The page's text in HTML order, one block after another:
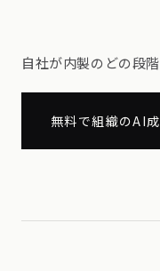
自社が内製のどの段
無料で組織のAI